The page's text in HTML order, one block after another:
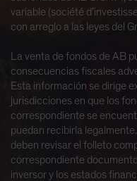
variable (société
con arreglo a las leyes del
La venta de fondos de AB
consecuencias fiscales
Esta información se dirige
jurisdicciones en que los
correspondiente se
puedan recibirla
deben revisar el folleto
correspondiente
inversor y los estados